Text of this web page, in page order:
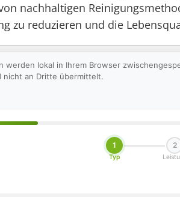
nachhaltigen
zu reduzieren und die
werden lokal in Ihrem Browser
nicht an Dritte übermittelt.
1
Typ
2